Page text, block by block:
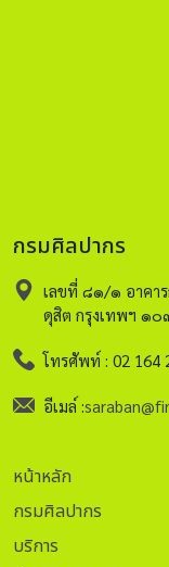
กรมศิลปากร
เลขที่ ๘๑/๑ อาคา
ดุสิต กรุงเทพฯ ๑
โทรศัพท์ : 02 164
อีเมล์ :
หน้าหลัก
กรมศิลปากร
บริการ